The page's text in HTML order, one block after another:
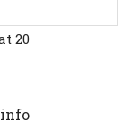
20